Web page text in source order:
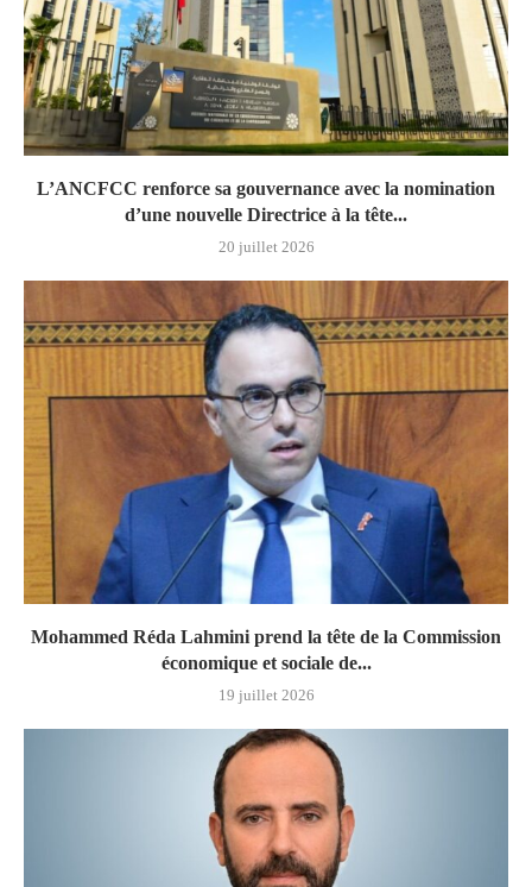
L’ANCFCC renforce sa gouvernance avec la nomination
d’une nouvelle Directrice à la tête...
20 juillet 2026
Mohammed Réda Lahmini prend la tête de la Commission
économique et sociale de...
19 juillet 2026